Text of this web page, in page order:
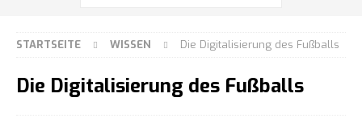
STARTSEITE WISSEN Die Digitalisierung des Fußballs
Die Digitalisierung des Fußballs